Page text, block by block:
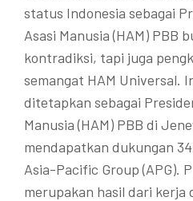
status Indonesia sebagai
Asasi Manusia (HAM) PBB
kontradiksi, tapi juga
semangat HAM Universal.
ditetapkan sebagai
Manusia (HAM) PBB di
mendapatkan dukungan
Asia-Pacific Group (APG).
merupakan hasil dari kerja